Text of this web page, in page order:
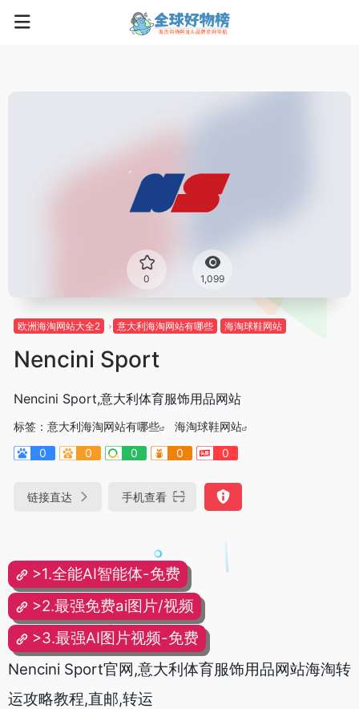
0 1,099
欧洲海淘网站大全2 意大利海淘网站有哪些 海淘球鞋网站
Nencini Sport
Nencini Sport,意大利体育服饰用品网站
标签： 意大利海淘网站有哪些
海淘球鞋网站
0
0 0 0 0
链接直达 手机查看
>1.全能AI智能体-免费
>2.最强免费ai图片/视频
>3.最强AI图片视频-免费
Nencini Sport官网,意大利体育服饰用品网站海淘转
运攻略教程,直邮,转运